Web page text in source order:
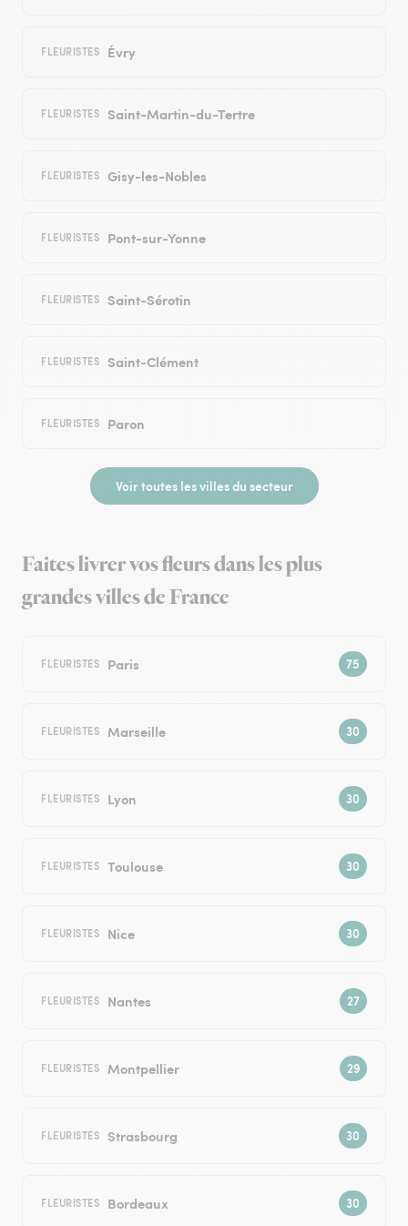
FLEURISTES Évry
FLEURISTES Saint-Martin-du-Tertre
FLEURISTES Gisy-les-Nobles
FLEURISTES Pont-sur-Yonne
FLEURISTES Saint-Sérotin
FLEURISTES Saint-Clément
FLEURISTES Paron
Voir toutes les villes du secteur
Faites livrer vos fleurs dans les plus
grandes villes de France
FLEURISTES Paris
FLEURISTES Marseille
FLEURISTES Lyon
FLEURISTES Toulouse
FLEURISTES Nice
FLEURISTES Nantes
FLEURISTES Montpellier
FLEURISTES Strasbourg
FLEURISTES Bordeaux